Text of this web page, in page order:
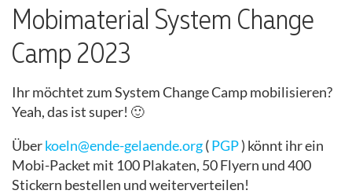
Mobimaterial System Change
Camp 2023
Ihr möchtet zum System Change Camp mobilisieren?
Yeah, das ist super! 🙂
Überkoeln@ende-gelaende.org(PGP) könnt ihr ein
Mobi-Packet mit 100 Plakaten, 50 Flyern und 400
Stickern bestellen und weiterverteilen!